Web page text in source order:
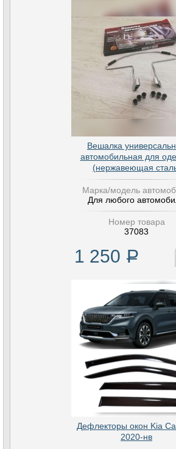
Вешалка
автомобильная для
(нержавеющая
Марка/модель
Для любого
Номер товара
37083
1 250 Р
Дефлекторы окон Kia
2020-нв